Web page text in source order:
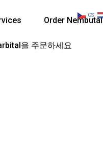
Order Nembutal
을 주문하세요
CS